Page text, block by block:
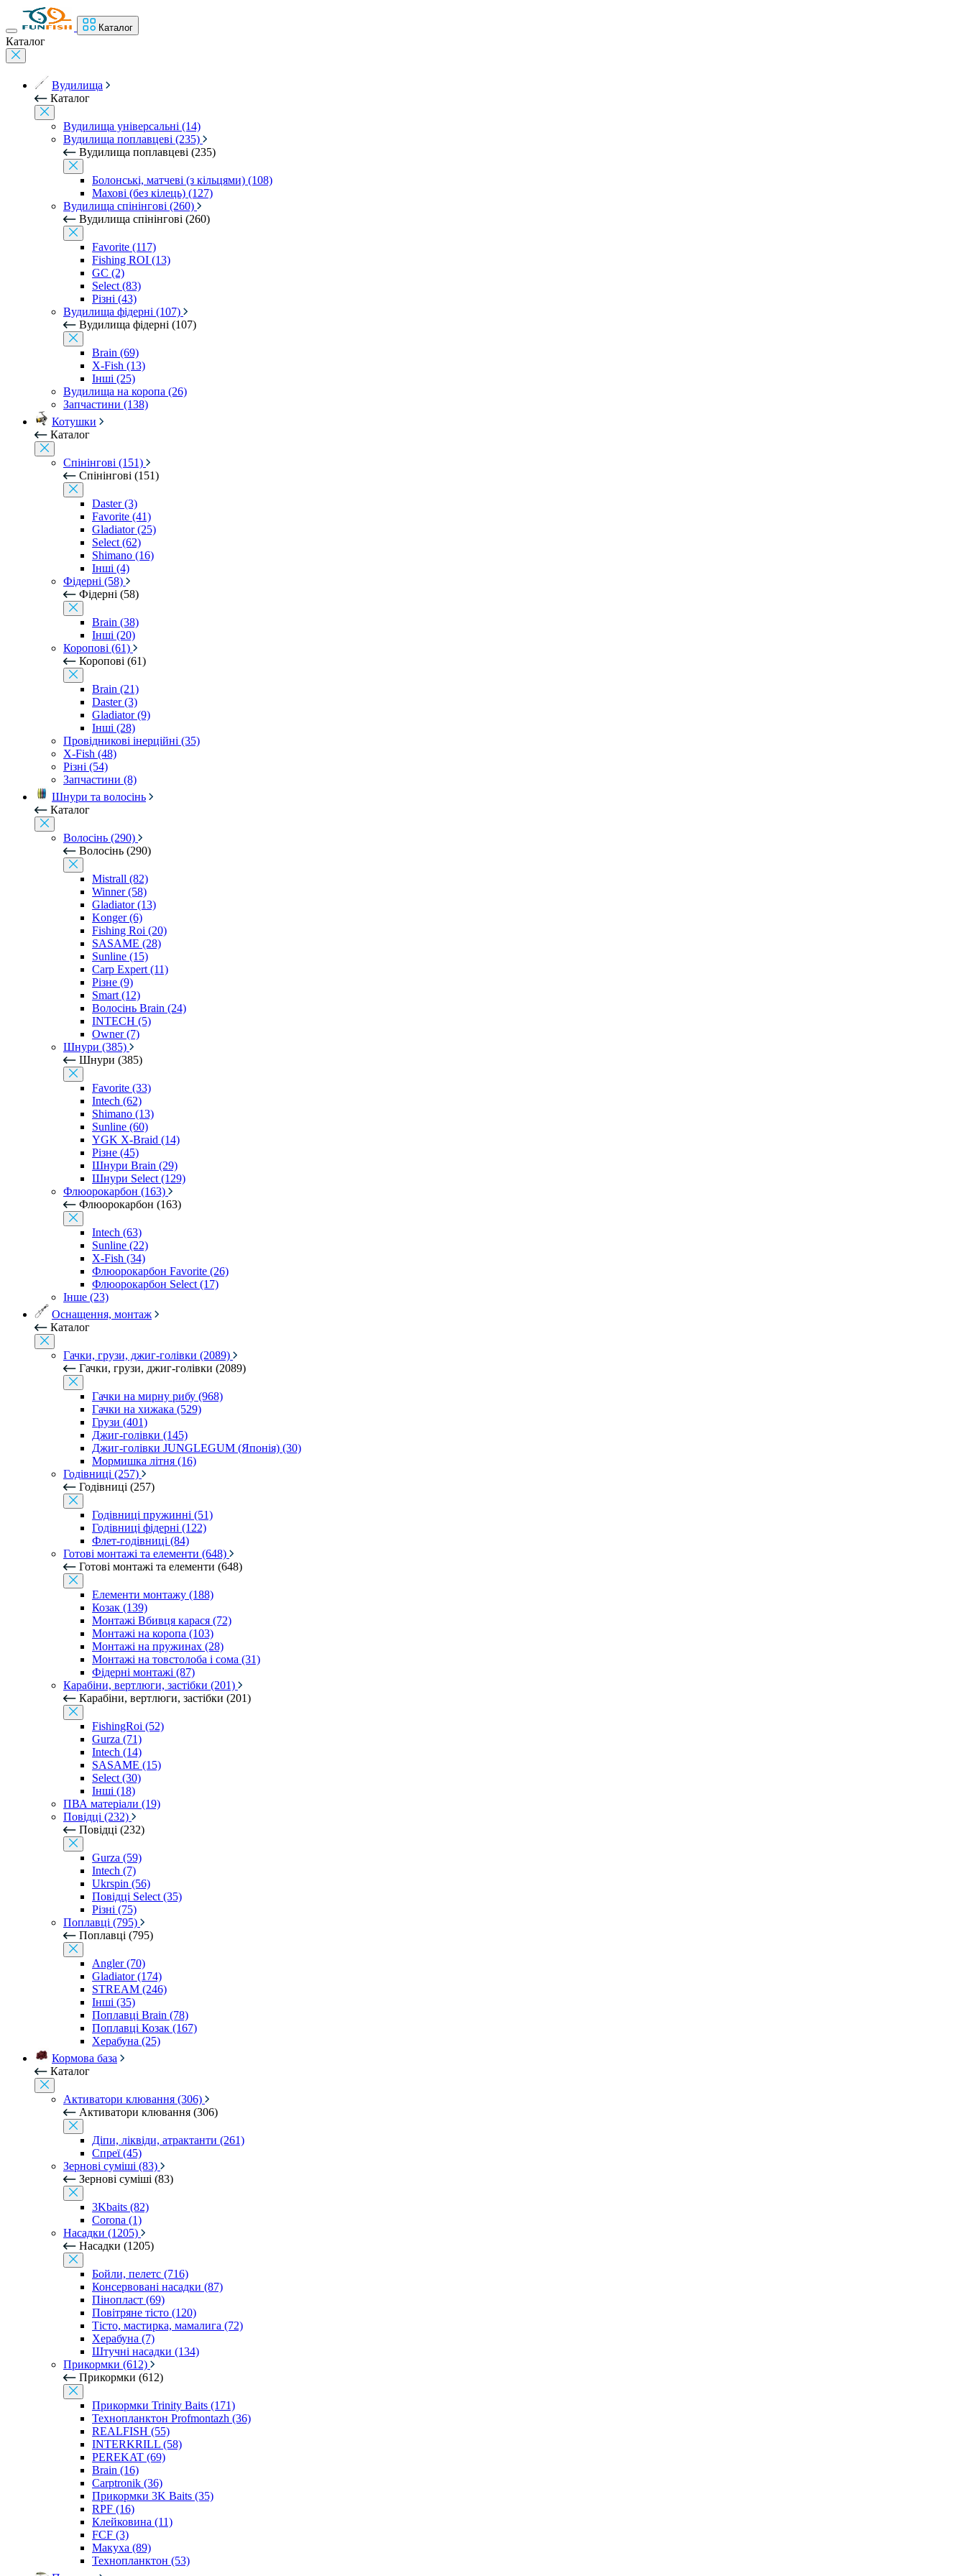
Каталог
Каталог
Вудилища
Каталог
Вудилища універсальні (14)
Вудилища поплавцеві (235)
Вудилища поплавцеві (235)
Болонські, матчеві (з кільцями) (108)
Махові (без кілець) (127)
Вудилища спінінгові (260)
Вудилища спінінгові (260)
Favorite (117)
Fishing ROI (13)
GC (2)
Select (83)
Різні (43)
Вудилища фідерні (107)
Вудилища фідерні (107)
Brain (69)
X-Fish (13)
Інші (25)
Вудилища на коропа (26)
Запчастини (138)
Котушки
Каталог
Спінінгові (151)
Спінінгові (151)
Daster (3)
Favorite (41)
Gladiator (25)
Select (62)
Shimano (16)
Інші (4)
Фідерні (58)
Фідерні (58)
Brain (38)
Інші (20)
Коропові (61)
Коропові (61)
Brain (21)
Daster (3)
Gladiator (9)
Інші (28)
Провідникові інерційні (35)
X-Fish (48)
Різні (54)
Запчастини (8)
Шнури та волосінь
Каталог
Волосінь (290)
Волосінь (290)
Mistrall (82)
Winner (58)
Gladiator (13)
Konger (6)
Fishing Roi (20)
SASAME (28)
Sunline (15)
Carp Expert (11)
Різне (9)
Smart (12)
Волосінь Brain (24)
INTECH (5)
Owner (7)
Шнури (385)
Шнури (385)
Favorite (33)
Intech (62)
Shimano (13)
Sunline (60)
YGK X-Braid (14)
Різне (45)
Шнури Brain (29)
Шнури Select (129)
Флюорокарбон (163)
Флюорокарбон (163)
Intech (63)
Sunline (22)
X-Fish (34)
Флюорокарбон Favorite (26)
Флюорокарбон Select (17)
Інше (23)
Оснащення, монтаж
Каталог
Гачки, грузи, джиг-голівки (2089)
Гачки, грузи, джиг-голівки (2089)
Гачки на мирну рибу (968)
Гачки на хижака (529)
Грузи (401)
Джиг-голівки (145)
Джиг-голівки JUNGLEGUM (Японія) (30)
Мормишка літня (16)
Годівниці (257)
Годівниці (257)
Годівниці пружинні (51)
Годівниці фідерні (122)
Флет-годівниці (84)
Готові монтажі та елементи (648)
Готові монтажі та елементи (648)
Елементи монтажу (188)
Козак (139)
Монтажі Вбивця карася (72)
Монтажі на коропа (103)
Монтажі на пружинах (28)
Монтажі на товстолоба і сома (31)
Фідерні монтажі (87)
Карабіни, вертлюги, застібки (201)
Карабіни, вертлюги, застібки (201)
FishingRoi (52)
Gurza (71)
Intech (14)
SASAME (15)
Select (30)
Інші (18)
ПВА матеріали (19)
Повідці (232)
Повідці (232)
Gurza (59)
Intech (7)
Ukrspin (56)
Повідці Select (35)
Різні (75)
Поплавці (795)
Поплавці (795)
Angler (70)
Gladiator (174)
STREAM (246)
Інші (35)
Поплавці Brain (78)
Поплавці Козак (167)
Херабуна (25)
Кормова база
Каталог
Активатори клювання (306)
Активатори клювання (306)
Діпи, ліквіди, атрактанти (261)
Спреї (45)
Зернові суміші (83)
Зернові суміші (83)
3Kbaits (82)
Corona (1)
Насадки (1205)
Насадки (1205)
Бойли, пелетс (716)
Консервовані насадки (87)
Пінопласт (69)
Повітряне тісто (120)
Тісто, мастирка, мамалига (72)
Херабуна (7)
Штучні насадки (134)
Прикормки (612)
Прикормки (612)
Прикормки Trinity Baits (171)
Технопланктон Profmontazh (36)
REALFISH (55)
INTERKRILL (58)
PEREKAT (69)
Brain (16)
Carptronik (36)
Прикормки 3K Baits (35)
RPF (16)
Клейковина (11)
FCF (3)
Макуха (89)
Технопланктон (53)